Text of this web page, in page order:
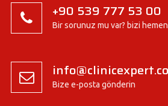
+90 539 777 53 00
Bir sorunuz mu var? bizi hemen
Bize e-posta gönderin